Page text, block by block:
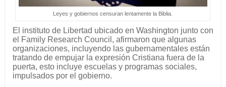
Leyes y gobiernos censuran lentamente la Biblia.
El instituto de Libertad ubicado en Washington junto con
el Family Research Council, afirmaron que algunas
organizaciones, incluyendo las gubernamentales están
tratando de empujar la expresión Cristiana fuera de la
puerta, esto incluye escuelas y programas sociales,
impulsados por el gobierno.